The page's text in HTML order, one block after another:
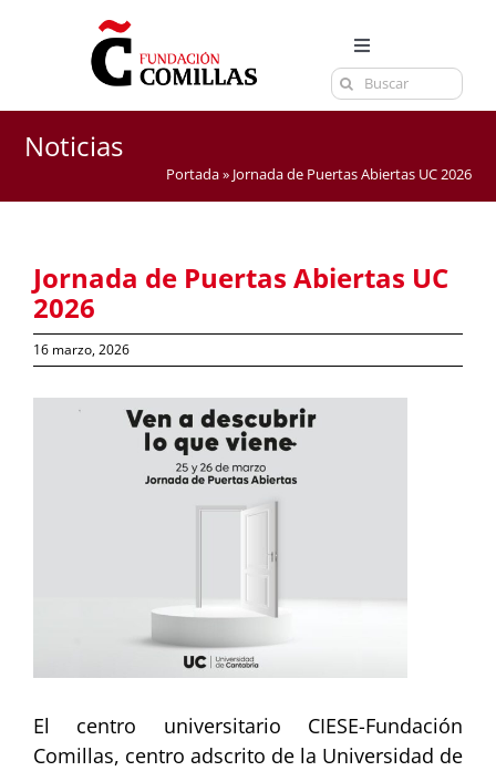
Toggle
Navigation
LA FUNDACIÓN
ESTUDIOS
ACTUALIDAD
CONTACTA
Buscar:
Noticias
Portada» Jornada de Puertas Abiertas UC 2026
Jornada de Puertas Abiertas UC
2026
16 marzo, 2026
El centro universitario CIESE-Fundación
Comillas, centro adscrito de la Universidad de